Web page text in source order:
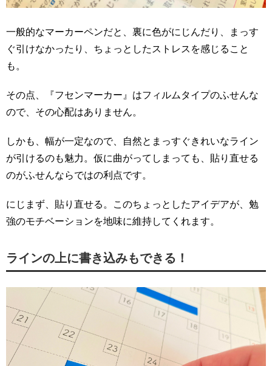
一般的なマーカーペンだと、裏に色がにじんだり、まっす
ぐ引けなかったり、ちょっとしたストレスを感じること
も。
その点、『フセンマーカー』はフィルムタイプのふせんな
ので、その心配はありません。
しかも、幅が一定なので、自然とまっすぐきれいなライン
が引けるのも魅力。仮に曲がってしまっても、貼り直せる
のがふせんならではの利点です。
にじまず、貼り直せる。このちょっとしたアイデアが、勉
強のモチベーションを地味に維持してくれます。
ラインの上に書き込みもできる！